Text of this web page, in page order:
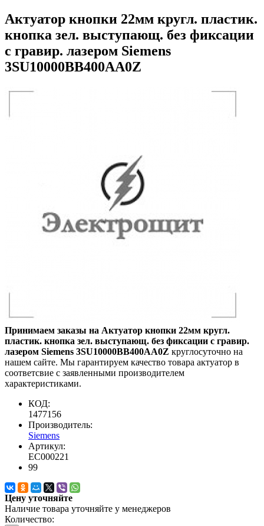
Актуатор кнопки 22мм кругл. пластик.
кнопка зел. выступающ. без фиксации
с гравир. лазером Siemens
3SU10000BB400AA0Z
Принимаем заказы на Актуатор кнопки 22мм кругл.
пластик. кнопка зел. выступающ. без фиксации с гравир.
лазером Siemens 3SU10000BB400AA0Z круглосуточно на
нашем сайте. Мы гарантируем качество товара актуатор в
соответсвие с заявленными производителем
характеристиками.
КОД:
1477156
Производитель:
Siemens
Артикул:
EC000221
99
Цену уточняйте
Наличие товара уточняйте у менеджеров
Количество: